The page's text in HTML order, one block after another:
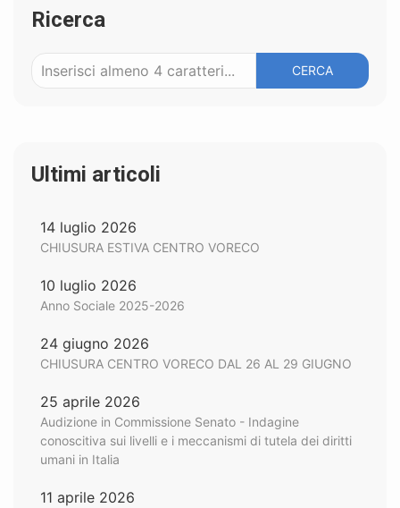
Ricerca
CERCA
Ultimi articoli
14 luglio 2026
CHIUSURA ESTIVA CENTRO VORECO
10 luglio 2026
Anno Sociale 2025-2026
24 giugno 2026
CHIUSURA CENTRO VORECO DAL 26 AL 29 GIUGNO
25 aprile 2026
Audizione in Commissione Senato - Indagine
conoscitiva sui livelli e i meccanismi di tutela dei diritti
umani in Italia
11 aprile 2026